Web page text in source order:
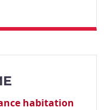
habitation